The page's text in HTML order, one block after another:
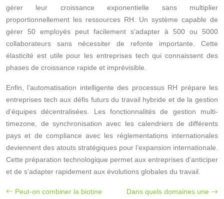
gérer leur croissance exponentielle sans multiplier
proportionnellement les ressources RH. Un système capable de
gérer 50 employés peut facilement s’adapter à 500 ou 5000
collaborateurs sans nécessiter de refonte importante. Cette
élasticité est utile pour les entreprises tech qui connaissent des
phases de croissance rapide et imprévisible.
Enfin, l’automatisation intelligente des processus RH prépare les
entreprises tech aux défis futurs du travail hybride et de la gestion
d’équipes décentralisées. Les fonctionnalités de gestion multi-
timezone, de synchronisation avec les calendriers de différents
pays et de compliance avec les réglementations internationales
deviennent des atouts stratégiques pour l’expansion internationale.
Cette préparation technologique permet aux entreprises d’anticiper
et de s’adapter rapidement aux évolutions globales du travail.
Peut-on combiner la biotine
Dans quels domaines une